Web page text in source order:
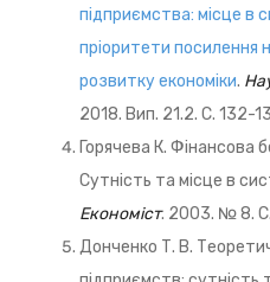
підприємства: місце в
пріоритети посилення
розвитку економіки.
2018. Вип. 21.2. С. 132-
Горячева К. Фінансова
Сутність та місце в
Економіст. 2003. № 8.
Донченко Т. В.